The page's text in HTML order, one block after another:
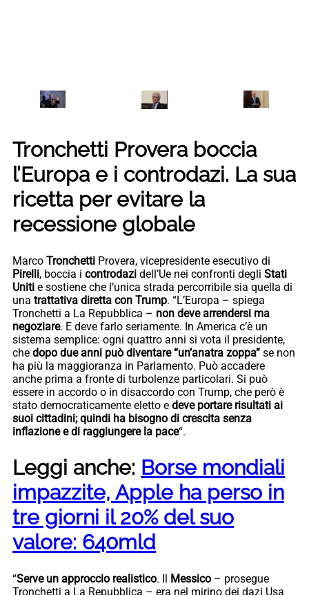
Tronchetti Provera boccia
l’Europa e i controdazi. La sua
ricetta per evitare la
recessione globale
Marco Tronchetti Provera, vicepresidente esecutivo di
Pirelli, boccia i controdazi dell’Ue nei confronti degli Stati
Uniti e sostiene che l’unica strada percorribile sia quella di
una trattativa diretta con Trump. “L’Europa – spiega
Tronchetti a La Repubblica – non deve arrendersi ma
negoziare. E deve farlo seriamente. In America c’è un
sistema semplice: ogni quattro anni si vota il presidente,
che dopo due anni può diventare “un’anatra zoppa” se non
ha più la maggioranza in Parlamento. Può accadere
anche prima a fronte di turbolenze particolari. Si può
essere in accordo o in disaccordo con Trump, che però è
stato democraticamente eletto e deve portare risultati ai
suoi cittadini; quindi ha bisogno di crescita senza
inflazione e di raggiungere la pace“.
Leggi anche: Borse mondiali
impazzite, Apple ha perso in
tre giorni il 20% del suo
valore: 640mld
“Serve un approccio realistico. Il Messico – prosegue
Tronchetti a La Repubblica – era nel mirino dei dazi Usa